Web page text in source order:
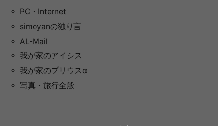
PC・Internet
simoyanの独り言
AL-Mail
我が家のアイシス
我が家のプリウスα
写真・旅行全般